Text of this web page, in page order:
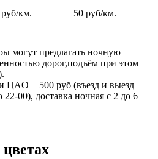
км. 50 руб/км.
могут предлагать ночную
дорог,подъём при этом
ЦАO + 500 pуб (въезд и выезд
22-00), доставка ночная с 2 до 6